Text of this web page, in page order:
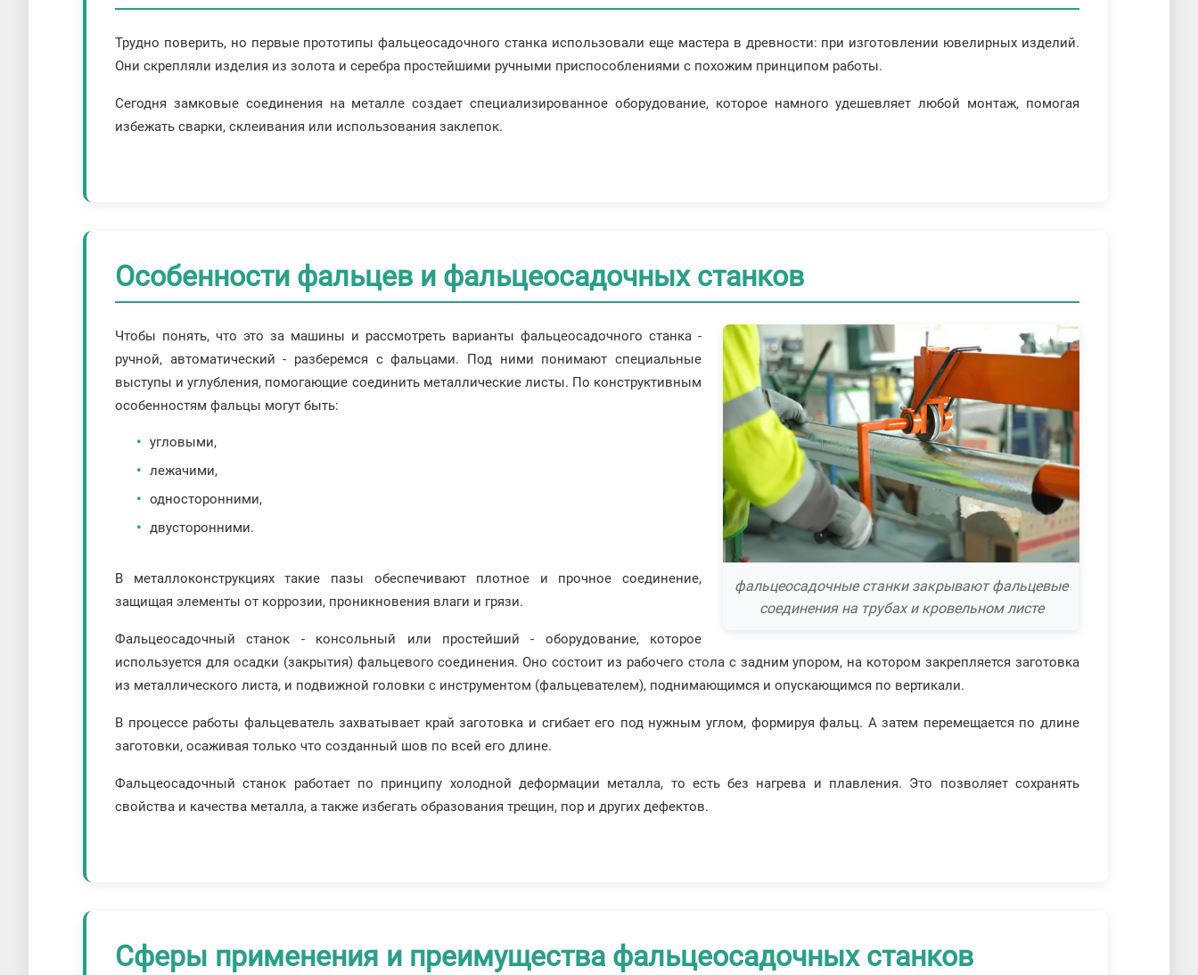
Трудно поверить, но первые прототипы фальцеосадочного станка использовали еще мастера в древности: при изготовлении ювелирных изделий.
Они скрепляли изделия из золота и серебра простейшими ручными приспособлениями с похожим принципом работы.
Сегодня замковые соединения на металле создает специализированное оборудование, которое намного удешевляет любой монтаж, помогая
избежать сварки, склеивания или использования заклепок.
Особенности фальцев и фальцеосадочных станков
фальцеосадочные станки закрывают фальцевые
соединения на трубах и кровельном листе
Чтобы понять, что это за машины и рассмотреть варианты фальцеосадочного станка -
ручной, автоматический - разберемся с фальцами. Под ними понимают специальные
выступы и углубления, помогающие соединить металлические листы. По конструктивным
особенностям фальцы могут быть:
угловыми,
лежачими,
односторонними,
двусторонними.
В металлоконструкциях такие пазы обеспечивают плотное и прочное соединение,
защищая элементы от коррозии, проникновения влаги и грязи.
Фальцеосадочный станок - консольный или простейший - оборудование, которое
используется для осадки (закрытия) фальцевого соединения. Оно состоит из рабочего стола с задним упором, на котором закрепляется заготовка
из металлического листа, и подвижной головки с инструментом (фальцевателем), поднимающимся и опускающимся по вертикали.
В процессе работы фальцеватель захватывает край заготовка и сгибает его под нужным углом, формируя фальц. А затем перемещается по длине
заготовки, осаживая только что созданный шов по всей его длине.
Фальцеосадочный станок работает по принципу холодной деформации металла, то есть без нагрева и плавления. Это позволяет сохранять
свойства и качества металла, а также избегать образования трещин, пор и других дефектов.
Сферы применения и преимущества фальцеосадочных станков